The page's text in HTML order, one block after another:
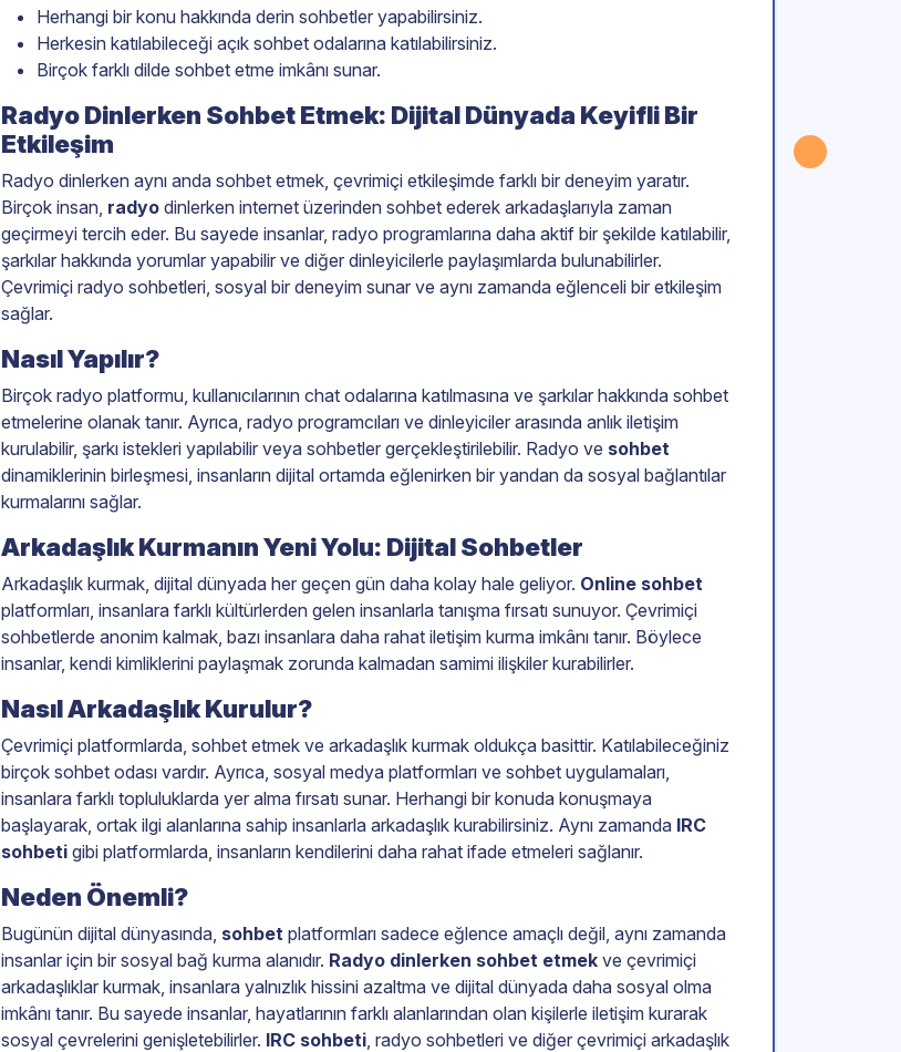
Herhangi bir konu hakkında derin sohbetler yapabilirsiniz.
Herkesin katılabileceği açık sohbet odalarına katılabilirsiniz.
Birçok farklı dilde sohbet etme imkânı sunar.
Radyo Dinlerken Sohbet Etmek: Dijital Dünyada Keyifli Bir
Etkileşim
Radyo dinlerken aynı anda sohbet etmek, çevrimiçi etkileşimde farklı bir deneyim yaratır.
Birçok insan, radyo dinlerken internet üzerinden sohbet ederek arkadaşlarıyla zaman
geçirmeyi tercih eder. Bu sayede insanlar, radyo programlarına daha aktif bir şekilde katılabilir,
şarkılar hakkında yorumlar yapabilir ve diğer dinleyicilerle paylaşımlarda bulunabilirler.
Çevrimiçi radyo sohbetleri, sosyal bir deneyim sunar ve aynı zamanda eğlenceli bir etkileşim
sağlar.
Nasıl Yapılır?
Birçok radyo platformu, kullanıcılarının chat odalarına katılmasına ve şarkılar hakkında sohbet
etmelerine olanak tanır. Ayrıca, radyo programcıları ve dinleyiciler arasında anlık iletişim
kurulabilir, şarkı istekleri yapılabilir veya sohbetler gerçekleştirilebilir. Radyo ve sohbet
dinamiklerinin birleşmesi, insanların dijital ortamda eğlenirken bir yandan da sosyal bağlantılar
kurmalarını sağlar.
Arkadaşlık Kurmanın Yeni Yolu: Dijital Sohbetler
Arkadaşlık kurmak, dijital dünyada her geçen gün daha kolay hale geliyor. Online sohbet
platformları, insanlara farklı kültürlerden gelen insanlarla tanışma fırsatı sunuyor. Çevrimiçi
sohbetlerde anonim kalmak, bazı insanlara daha rahat iletişim kurma imkânı tanır. Böylece
insanlar, kendi kimliklerini paylaşmak zorunda kalmadan samimi ilişkiler kurabilirler.
Nasıl Arkadaşlık Kurulur?
Çevrimiçi platformlarda, sohbet etmek ve arkadaşlık kurmak oldukça basittir. Katılabileceğiniz
birçok sohbet odası vardır. Ayrıca, sosyal medya platformları ve sohbet uygulamaları,
insanlara farklı topluluklarda yer alma fırsatı sunar. Herhangi bir konuda konuşmaya
başlayarak, ortak ilgi alanlarına sahip insanlarla arkadaşlık kurabilirsiniz. Aynı zamanda IRC
sohbeti gibi platformlarda, insanların kendilerini daha rahat ifade etmeleri sağlanır.
Neden Önemli?
Bugünün dijital dünyasında, sohbet platformları sadece eğlence amaçlı değil, aynı zamanda
insanlar için bir sosyal bağ kurma alanıdır. Radyo dinlerken sohbet etmek ve çevrimiçi
arkadaşlıklar kurmak, insanlara yalnızlık hissini azaltma ve dijital dünyada daha sosyal olma
imkânı tanır. Bu sayede insanlar, hayatlarının farklı alanlarından olan kişilerle iletişim kurarak
sosyal çevrelerini genişletebilirler. IRC sohbeti, radyo sohbetleri ve diğer çevrimiçi arkadaşlık